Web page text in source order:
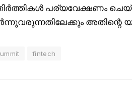
പര്യവേക്ഷണം
അതിന്റെ
fintech